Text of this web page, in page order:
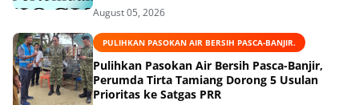
August 05, 2026
PULIHKAN PASOKAN AIR BERSIH PASCA-BANJIR.
Pulihkan Pasokan Air Bersih Pasca-Banjir,
Perumda Tirta Tamiang Dorong 5 Usulan
Prioritas ke Satgas PRR